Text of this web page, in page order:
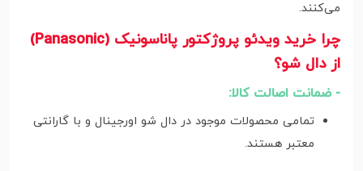
می‌کنند.
چرا خرید ویدئو پروژکتور پاناسونیک (Panasonic)
از دال شو؟
- ضمانت اصالت کالا:
تمامی محصولات موجود در دال شو اورجینال و با گارانتی
معتبر هستند.